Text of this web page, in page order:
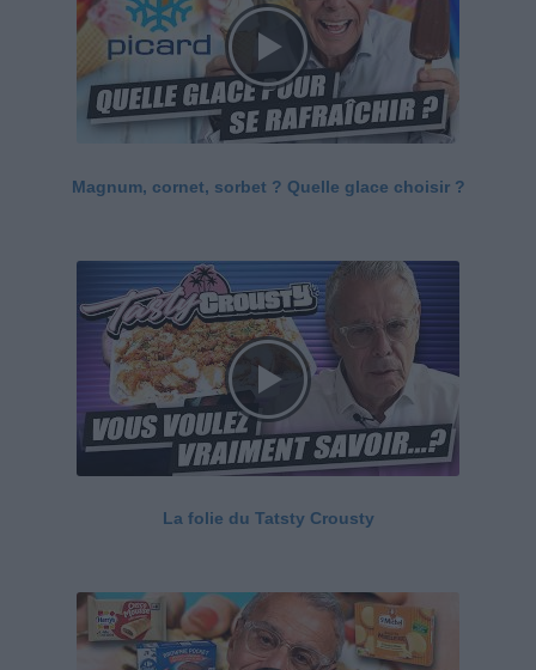
Magnum, cornet, sorbet ? Quelle glace choisir ?
La folie du Tatsty Crousty